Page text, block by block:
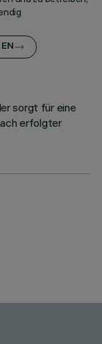
sorgt für eine
erfolgter